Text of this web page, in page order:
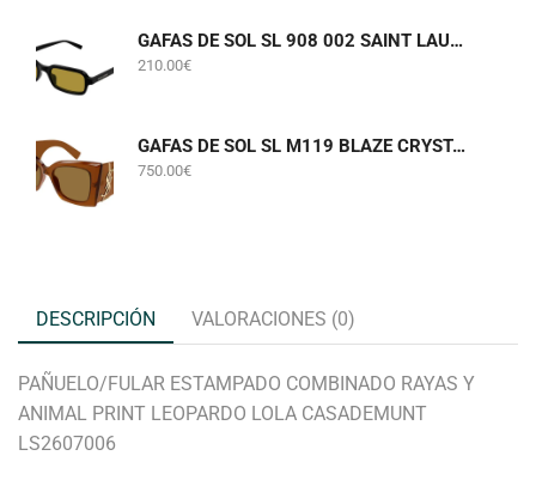
GAFAS DE SOL SL 908 002 SAINT LAURENT
210.00€
GAFAS DE SOL SL M119 BLAZE CRYSTAL 002 SAINT LAURENT
750.00€
DESCRIPCIÓN VALORACIONES (0)
PAÑUELO/FULAR ESTAMPADO COMBINADO RAYAS Y
ANIMAL PRINT LEOPARDO LOLA CASADEMUNT
LS2607006